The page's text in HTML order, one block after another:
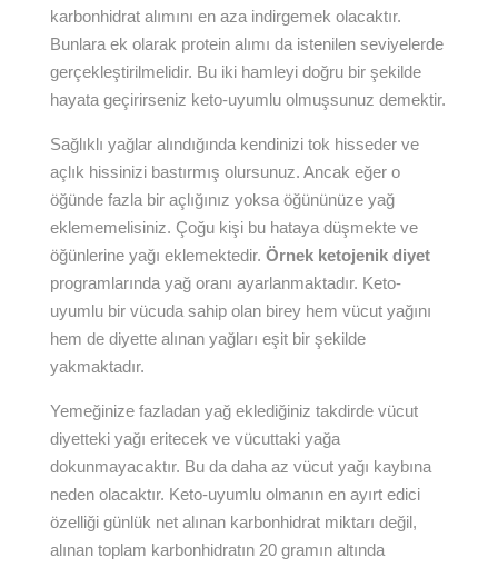
karbonhidrat alımını en aza indirgemek olacaktır.
Bunlara ek olarak protein alımı da istenilen seviyelerde
gerçekleştirilmelidir. Bu iki hamleyi doğru bir şekilde
hayata geçirirseniz keto-uyumlu olmuşsunuz demektir.
Sağlıklı yağlar alındığında kendinizi tok hisseder ve
açlık hissinizi bastırmış olursunuz. Ancak eğer o
öğünde fazla bir açlığınız yoksa öğününüze yağ
eklememelisiniz. Çoğu kişi bu hataya düşmekte ve
öğünlerine yağı eklemektedir. Örnek ketojenik diyet
programlarında yağ oranı ayarlanmaktadır. Keto-
uyumlu bir vücuda sahip olan birey hem vücut yağını
hem de diyette alınan yağları eşit bir şekilde
yakmaktadır.
Yemeğinize fazladan yağ eklediğiniz takdirde vücut
diyetteki yağı eritecek ve vücuttaki yağa
dokunmayacaktır. Bu da daha az vücut yağı kaybına
neden olacaktır. Keto-uyumlu olmanın en ayırt edici
özelliği günlük net alınan karbonhidrat miktarı değil,
alınan toplam karbonhidratın 20 gramın altında